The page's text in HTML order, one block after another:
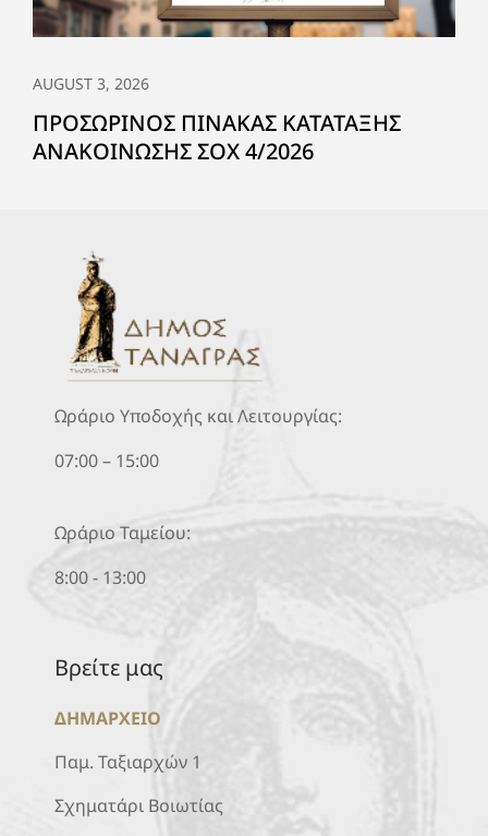
AUGUST 3, 2026
ΠΡΟΣΩΡΙΝΟΣ ΠΙΝΑΚΑΣ ΚΑΤΑΤΑΞΗΣ
ΑΝΑΚΟΙΝΩΣΗΣ ΣΟΧ 4/2026
Ωράριο Υποδοχής και Λειτουργίας:
07:00 – 15:00
Ωράριο Ταμείου:
8:00 - 13:00
Βρείτε μας
ΔΗΜΑΡΧΕΙΟ
Παμ. Ταξιαρχών 1
Σχηματάρι Βοιωτίας